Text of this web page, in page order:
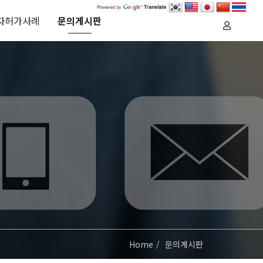
허가사례 문의게시판
Home 문의게시판